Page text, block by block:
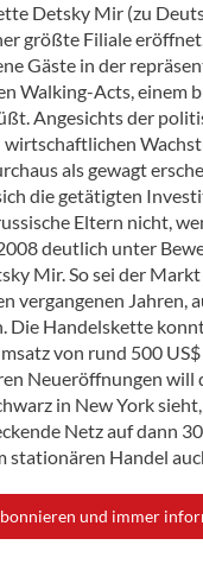
Detsky Mir (zu
größte Filiale
Gäste in der
Walking-Acts, einem
Angesichts der
als gewagt
die getätigten
Eltern nicht,
deutlich unter
Mir. So sei der
vergangenen Jahren,
Die Handelskette
von rund 500
Neueröffnungen will
in New York
Netz auf dann
stationären Handel
und immer